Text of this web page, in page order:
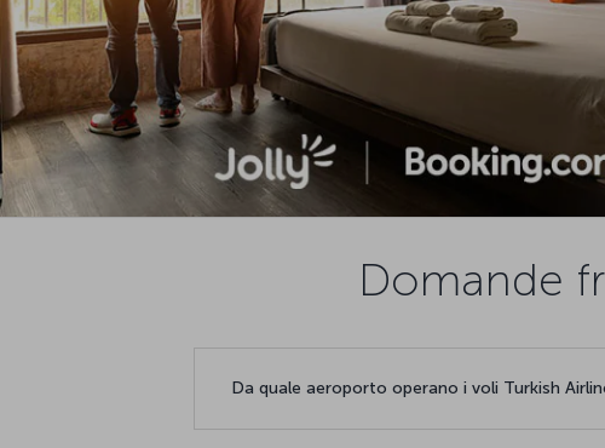
Domande
Da quale aeroporto operano i voli Turkish